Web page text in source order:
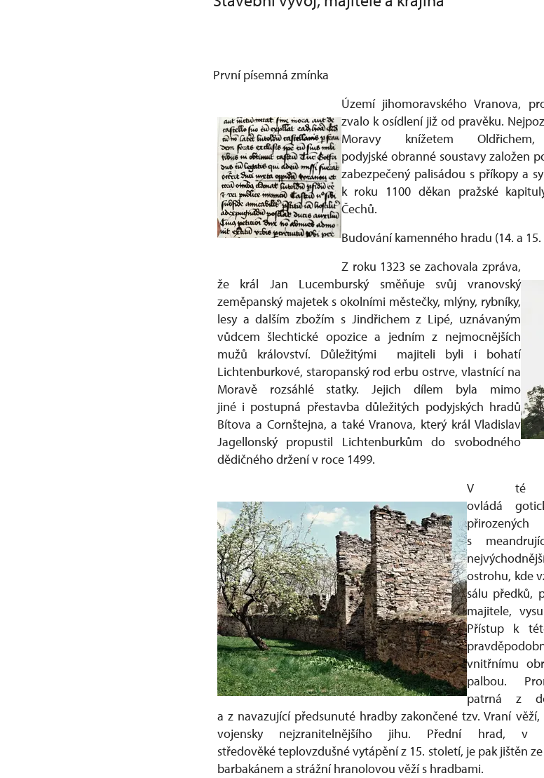
První písemná zmínka
Území jihomoravského Vranova,
zvalo k osídlení již od pravěku.
Moravy knížetem
podyjské obranné soustavy založen
zabezpečený palisádou s příkopy a
k roku 1100 děkan pražské
Čechů.
Budování kamenného hradu (14. a
Z roku 1323 se zachovala zpráva,
že král Jan Lucemburský směňuje svůj vranovský
zeměpanský majetek s okolními městečky, mlýny, rybníky,
lesy a dalším zbožím s Jindřichem z Lipé, uznávaným
vůdcem šlechtické opozice a jedním z nejmocnějších
mužů království. Důležitými majiteli byli i bohatí
Lichtenburkové, staropanský rod erbu ostrve, vlastnící na
Moravě rozsáhlé statky. Jejich dílem byla mimo
jiné i postupná přestavba důležitých podyjských hradů
Bítova a Cornštejna, a také Vranova, který král Vladislav
Jagellonský propustil Lichtenburkům do svobodného
dědičného držení v roce 1499.
V té
ovládá
s
ostrohu, kde
sálu předků,
majitele,
Přístup k
vnitřnímu
palbou.
patrná z
a z navazující předsunuté hradby zakončené tzv. Vraní
vojensky nejzranitelnějšího jihu. Přední hrad, v
středověké teplovzdušné vytápění z 15. století, je pak jištěn
barbakánem a strážní hranolovou věží s hradbami.